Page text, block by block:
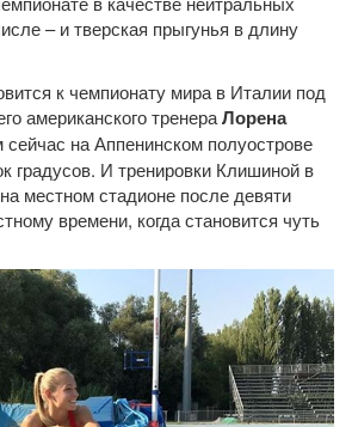
– и тверская прыгунья в длину
к чемпионату мира в Италии под
американского тренераЛорена
на Аппенинском полуострове
градусов. И тренировки Клишиной в
местном стадионе после девяти
времени, когда становится чуть